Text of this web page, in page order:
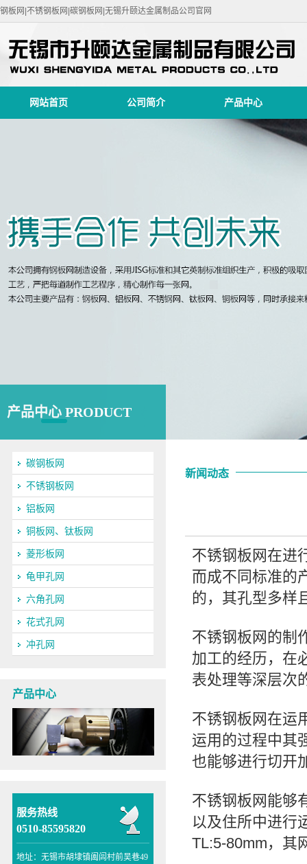
钢板网|不锈钢板网|碳钢板网|无锡升颐达金属制品公司官网
网站首页 公司简介 产品中心
产品中心 PRODUCT
碳钢板网
不锈钢板网
铝板网
铜板网、钛板网
菱形板网
龟甲孔网
六角孔网
花式孔网
冲孔网
产品中心
服务热线
0510-85595820
地址：无锡市胡埭镇阖闾村前吴巷49
新闻动态
不锈钢板网在进
而成不同标准的
的，其孔型多样
不锈钢板网的制
加工的经历，在
表处理等深层次
不锈钢板网在运
运用的过程中其
也能够进行切开
不锈钢板网能够
以及住所中进行
TL:5-80mm，其